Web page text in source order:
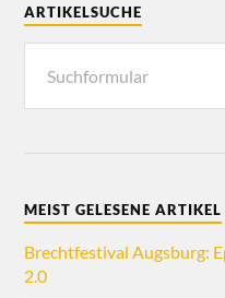
ARTIKELSUCHE
MEIST GELESENE ARTIKEL
Brechtfestival Augsburg:
2.0